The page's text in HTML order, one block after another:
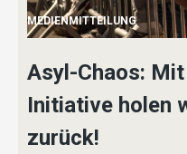
MEDIENMITTEILUNG
Asyl-Chaos:
Initiative holen
zurück!